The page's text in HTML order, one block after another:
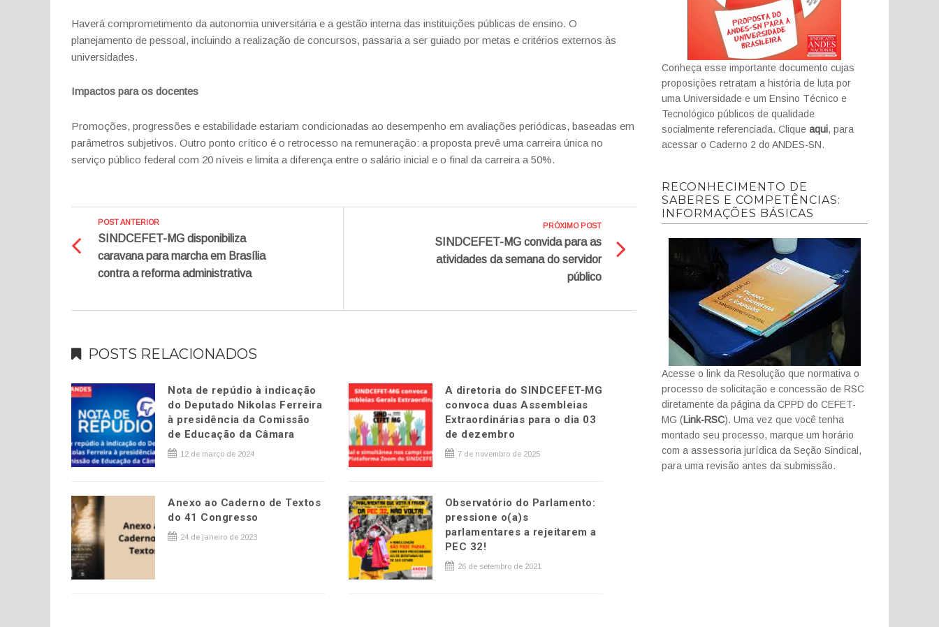
Haverá comprometimento da autonomia universitária e a gestão interna das instituições públicas de ensino. O
planejamento de pessoal, incluindo a realização de concursos, passaria a ser guiado por metas e critérios externos às
universidades.
Impactos para os docentes
Promoções, progressões e estabilidade estariam condicionadas ao desempenho em avaliações periódicas, baseadas em
parâmetros subjetivos. Outro ponto crítico é o retrocesso na remuneração: a proposta prevê uma carreira única no
serviço público federal com 20 níveis e limita a diferença entre o salário inicial e o final da carreira a 50%.
POST ANTERIOR
SINDCEFET-MG disponibiliza
caravana para marcha em Brasília
contra a reforma administrativa
PRÓXIMO POST
SINDCEFET-MG convida para as
atividades da semana do servidor
público
POSTS RELACIONADOS
Nota de repúdio à indicação
do Deputado Nikolas Ferreira
à presidência da Comissão
de Educação da Câmara
12 de março de 2024
A diretoria do SINDCEFET-MG
convoca duas Assembleias
Extraordinárias para o dia 03
de dezembro
7 de novembro de 2025
Anexo ao Caderno de Textos
do 41 Congresso
24 de janeiro de 2023
Observatório do Parlamento:
pressione o(a)s
parlamentares a rejeitarem a
PEC 32!
26 de setembro de 2021
Conheça esse importante documento cujas
proposições retratam a história de luta por
uma Universidade e um Ensino Técnico e
Tecnológico públicos de qualidade
socialmente referenciada. Clique aqui, para
acessar o Caderno 2 do ANDES-SN.
RECONHECIMENTO DE
SABERES E COMPETÊNCIAS:
INFORMAÇÕES BÁSICAS
Acesse o link da Resolução que normativa o
processo de solicitação e concessão de RSC
diretamente da página da CPPD do CEFET-
MG (Link-RSC). Uma vez que você tenha
montado seu processo, marque um horário
com a assessoria jurídica da Seção Sindical,
para uma revisão antes da submissão.